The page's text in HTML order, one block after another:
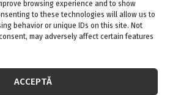
browsing experience and to show
to these technologies will allow us to
behavior or unique IDs on this site. Not
may adversely affect certain features
ACCEPTĂ
scump de inlocuit intr-un